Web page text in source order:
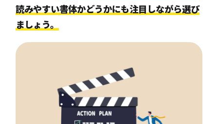
読みやすい書体かどうかにも注目しながら選び
ましょう。